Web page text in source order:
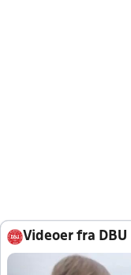
Videoer fra DBU